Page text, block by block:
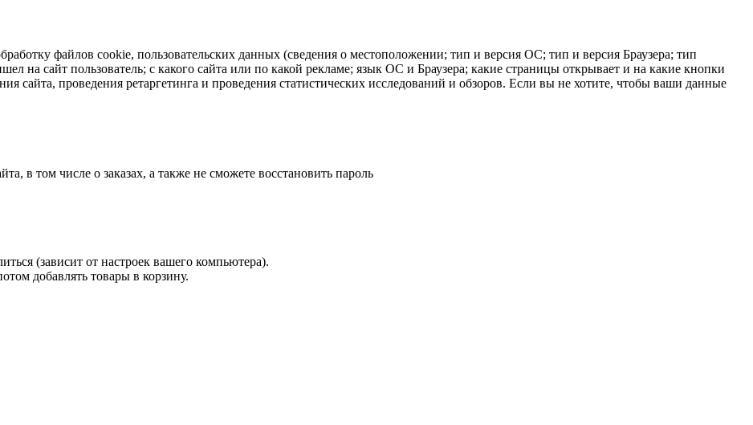
файлов cookie, пользовательских данных (сведения о местоположении; тип и версия ОС; тип и версия Браузера; тип
на сайт пользователь; с какого сайта или по какой рекламе; язык ОС и Браузера; какие страницы открывает и на какие кнопки
сайта, проведения ретаргетинга и проведения статистических исследований и обзоров. Если вы не хотите, чтобы ваши данные
в том числе о заказах, а также не сможете восстановить пароль
(зависит от настроек вашего компьютера).
добавлять товары в корзину.